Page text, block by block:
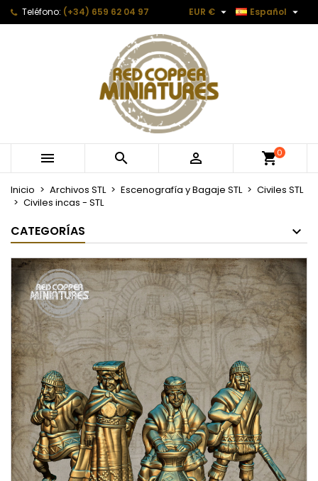
Teléfono: (+34) 659 62 04 97 Español 
EUR € 
   0
Inicio Archivos STL Escenografía y Bagaje STL
Civiles STL
Civiles incas - STL
CATEGORÍAS